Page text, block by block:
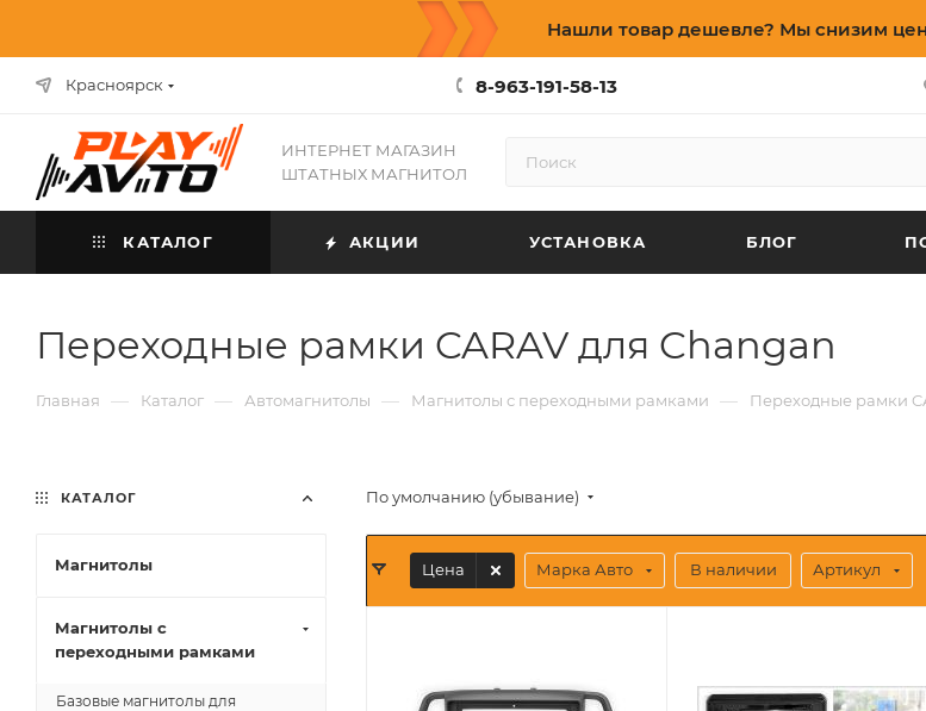
Нашли товар дешевле? Мы снизим
Красноярск 8-963-191-58-13
ИНТЕРНЕТ МАГАЗИН
ШТАТНЫХ МАГНИТОЛ
КАТАЛОГ АКЦИИ УСТАНОВКА БЛОГ
Переходные рамки CARAV для Changan
Главная — Каталог — Автомагнитолы — Магнитолы с переходными рамками — Переходные рамки
По умолчанию (убывание)
Цена Марка Авто В наличии Артикул
КАТАЛОГ
Магнитолы
Магнитолы с
переходными рамками
Базовые магнитолы для